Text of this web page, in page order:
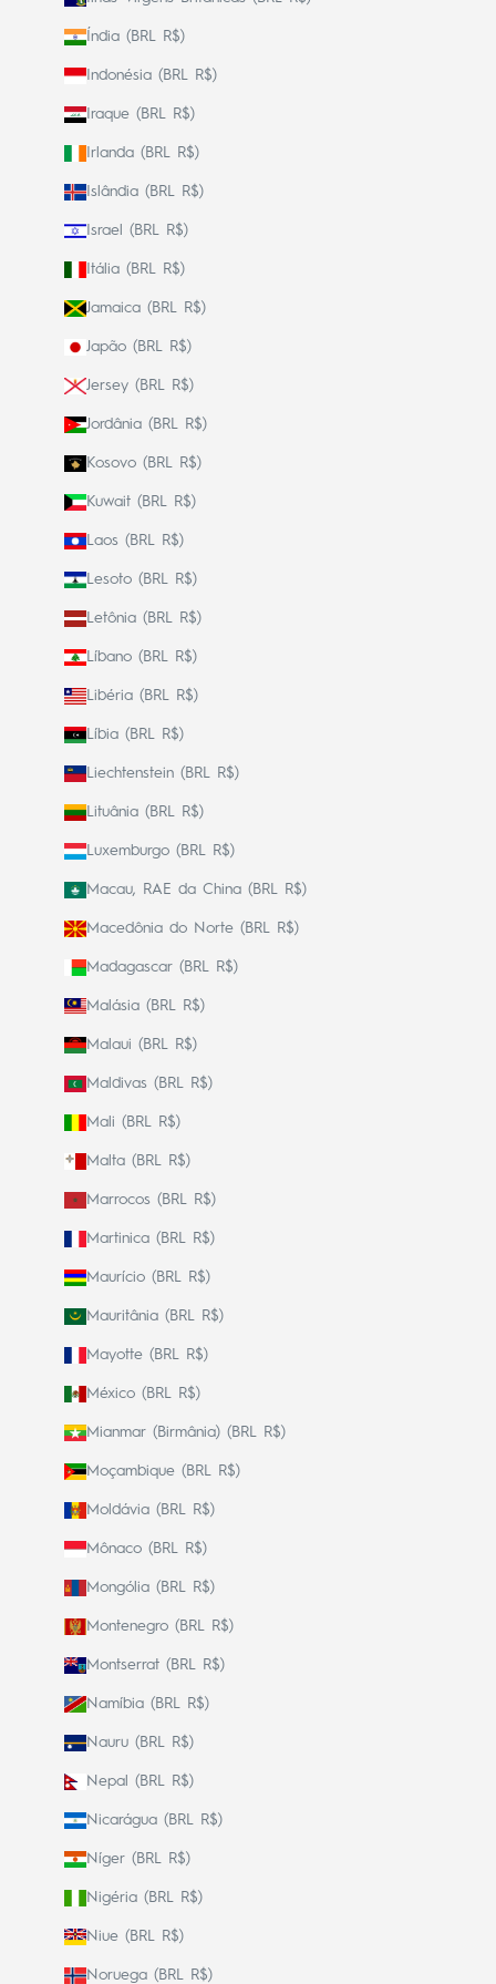
Índia (BRL R$)
Indonésia (BRL R$)
Iraque (BRL R$)
Irlanda (BRL R$)
Islândia (BRL R$)
Israel (BRL R$)
Itália (BRL R$)
Jamaica (BRL R$)
Japão (BRL R$)
Jersey (BRL R$)
Jordânia (BRL R$)
Kosovo (BRL R$)
Kuwait (BRL R$)
Laos (BRL R$)
Lesoto (BRL R$)
Letônia (BRL R$)
Líbano (BRL R$)
Libéria (BRL R$)
Líbia (BRL R$)
Liechtenstein (BRL R$)
Lituânia (BRL R$)
Luxemburgo (BRL R$)
Macau, RAE da China (BRL R$)
Macedônia do Norte (BRL R$)
Madagascar (BRL R$)
Malásia (BRL R$)
Malaui (BRL R$)
Maldivas (BRL R$)
Mali (BRL R$)
Malta (BRL R$)
Marrocos (BRL R$)
Martinica (BRL R$)
Maurício (BRL R$)
Mauritânia (BRL R$)
Mayotte (BRL R$)
México (BRL R$)
Mianmar (Birmânia) (BRL R$)
Moçambique (BRL R$)
Moldávia (BRL R$)
Mônaco (BRL R$)
Mongólia (BRL R$)
Montenegro (BRL R$)
Montserrat (BRL R$)
Namíbia (BRL R$)
Nauru (BRL R$)
Nepal (BRL R$)
Nicarágua (BRL R$)
Níger (BRL R$)
Nigéria (BRL R$)
Niue (BRL R$)
Noruega (BRL R$)